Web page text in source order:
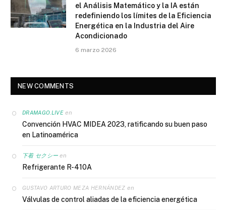
el Análisis Matemático y la IA están
redefiniendo los límites de la Eficiencia
Energética en la Industria del Aire
Acondicionado
6 marzo 2026
NEW COMMENTS
DRAMAGO.LIVEen
Convención HVAC MIDEA 2023, ratificando su buen paso
en Latinoamérica
下着 セクシー en
Refrigerante R-410A
GUSTAVO ARTURO MEZA HERNÁNDEZ en
Válvulas de control aliadas de la eficiencia energética